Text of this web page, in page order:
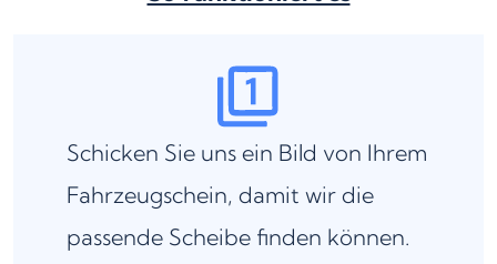
Schicken Sie uns ein Bild von Ihrem
Fahrzeugschein, damit wir die
passende Scheibe finden können.